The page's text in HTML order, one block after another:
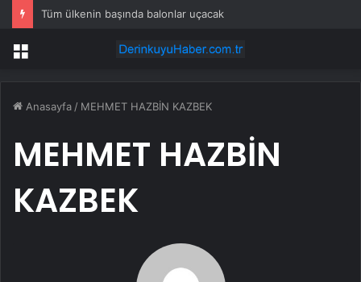
Tüm ülkenin başında balonlar uçacak
Menü
Anasayfa / MEHMET HAZBİN KAZBEK
MEHMET HAZBİN
KAZBEK